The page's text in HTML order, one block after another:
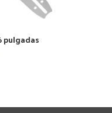
pulgadas